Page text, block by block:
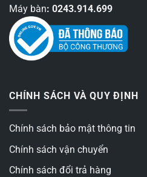
Máy bàn: 0243.914.699
CHÍNH SÁCH VÀ QUY ĐỊNH
Chính sách bảo mật thông tin
Chính sách vận chuyển
Chính sách đổi trả hàng